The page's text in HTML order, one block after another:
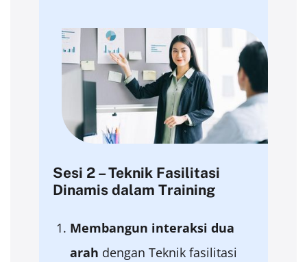
Sesi 2 – Teknik Fasilitasi
Dinamis dalam Training
Membangun interaksi dua
arah dengan Teknik fasilitasi